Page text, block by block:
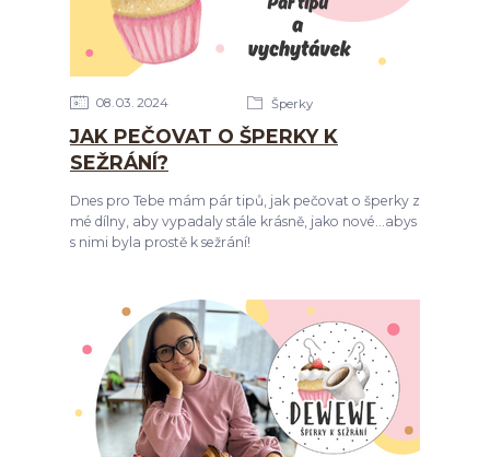
08 03 2024 Šperky
JAK PEČOVAT O ŠPERKY K
SEŽRÁNÍ?
Dnes pro Tebe mám pár tipů, jak pečovat o šperky z
mé dílny, aby vypadaly stále krásně, jako nové...abys
s nimi byla prostě k sežrání!